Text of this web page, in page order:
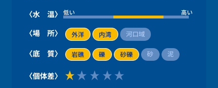
〈水 温〉 低い 高い
〈場 所〉 外洋 内湾 河口域
〈底 質〉 岩礁 礫 砂礫 砂 泥
〈個体差〉